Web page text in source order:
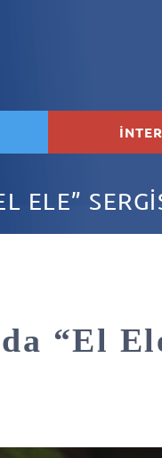
ELE”
“El